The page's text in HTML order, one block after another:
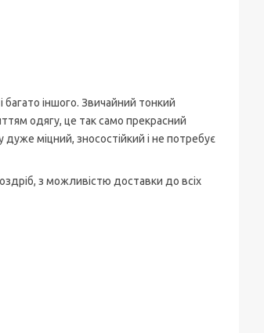
іншого. Звичайний тонкий
одягу, це так само прекрасний
міцний, зносостійкий і не потребує
з можливістю доставки до всіх